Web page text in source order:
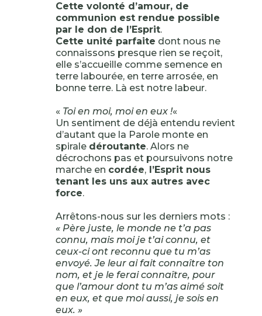
Cette volonté d’amour, de
communion est rendue possible
par le don de l’Esprit.
Cette unité parfaite dont nous ne
connaissons presque rien se reçoit,
elle s’accueille comme semence en
terre labourée, en terre arrosée, en
bonne terre. Là est notre labeur.
« Toi en moi, moi en eux !«
Un sentiment de déjà entendu revient
d’autant que la Parole monte en
spirale déroutante. Alors ne
décrochons pas et poursuivons notre
marche en cordée,l’Esprit nous
tenant les uns aux autres avec
force.
Arrêtons-nous sur les derniers mots :
« Père juste, le monde ne t’a pas
connu, mais moi je t’ai connu, et
ceux-ci ont reconnu que tu m’as
envoyé. Je leur ai fait connaître ton
nom, et je le ferai connaître, pour
que l’amour dont tu m’as aimé soit
en eux, et que moi aussi, je sois en
eux. »